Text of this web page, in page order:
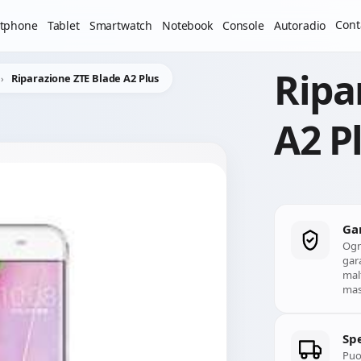
Tablet Smartwatch Notebook Console Autoradio
Riparazione ZTE Blade A2 Plus
A2